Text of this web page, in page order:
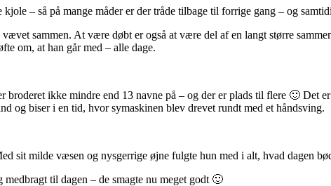
kjole – så på mange måder er der tråde tilbage til forrige gang – og
sammen. At være døbt er også at være del af en langt større
om, at han går med – alle dage.
ikke mindre end 13 navne på – og der er plads til flere 🙂 Det
og biser i en tid, hvor symaskinen blev drevet rundt med et håndsving.
sit milde væsen og nysgerrige øjne fulgte hun med i alt, hvad dagen
medbragt til dagen – de smagte nu meget godt 🙂